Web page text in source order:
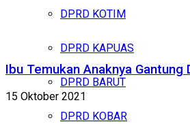
DPRD KOTIM
DPRD KAPUAS
DPRD BARUT
DPRD KOBAR
Ibu Temukan Anaknya Gantung
15 Oktober 2021